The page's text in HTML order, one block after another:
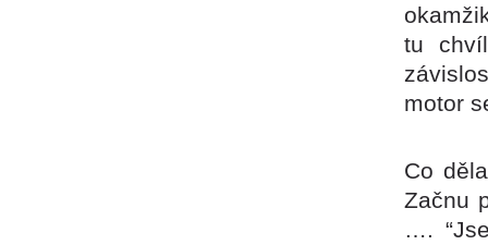
tu
motor
Co
Začnu
….